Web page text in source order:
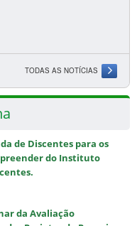
TODAS AS NOTÍCIAS
de Discentes para os
do Instituto
da Avaliação